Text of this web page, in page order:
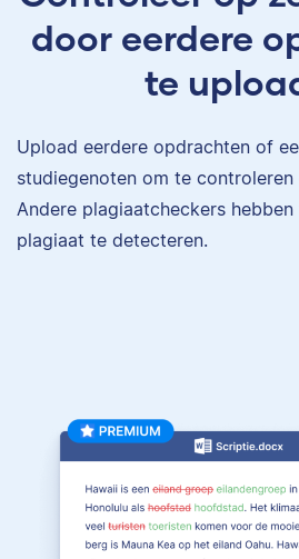
door eerdere
te
Upload eerdere opdrachten of
studiegenoten om te
Andere plagiaatcheckers
plagiaat te detecteren.